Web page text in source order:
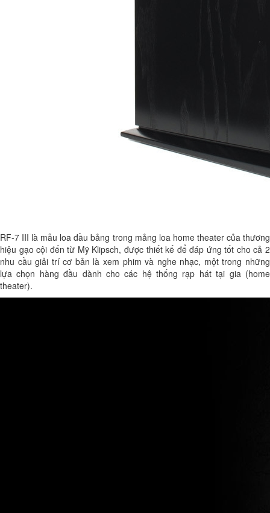
RF-7 III là mẫu loa đầu bảng trong mảng loa home theater của thương
hiệu gạo cội đến từ Mỹ Klipsch, được thiết kế để đáp ứng tốt cho cả 2
nhu cầu giải trí cơ bản là xem phim và nghe nhạc, một trong những
lựa chọn hàng đầu dành cho các hệ thống rạp hát tại gia (home
theater).